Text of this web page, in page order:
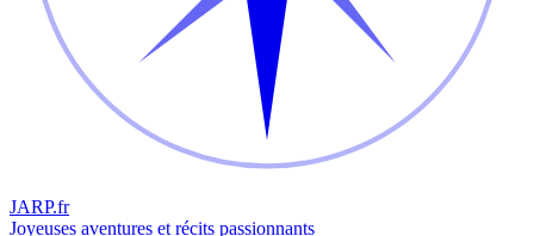
JARP.fr
Joyeuses aventures et récits passionnants